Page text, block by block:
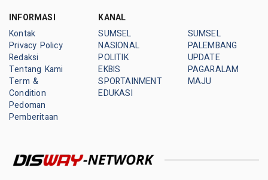
INFORMASI
Kontak
Privacy Policy
Redaksi
Tentang Kami
Term &
Condition
Pedoman
Pemberitaan
KANAL
SUMSEL
NASIONAL
POLITIK
EKBIS
SPORTAINMENT
EDUKASI
SUMSEL
PALEMBANG
UPDATE
PAGARALAM
MAJU